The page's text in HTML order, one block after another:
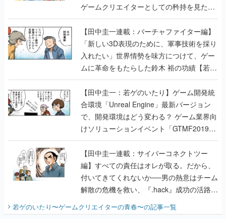
ゲームクリエイターとしての矜持を見た
【若ゲのいたり最終回】
【田中圭一連載：バーチャファイター編】
「新しい3D表現のために、軍事技術を採り
入れたい」世界情勢を味方につけて、ゲー
ムに革命をもたらした鈴木 裕の功績【若ゲ
のいたり】
【田中圭一：若ゲのいたり】ゲーム開発統
合環境「Unreal Engine」最新バージョン
で、開発環境はどう変わる？ ゲーム業界向
けソリューションイベント「GTMF2019」
に行って、より理解を深めよう【PR】
【田中圭一連載：サイバーコネクトツー
編】すべての責任はオレが取る。だから、
付いてきてくれないか──男の熱意はチーム
解散の危機を救い、『.hack』成功の活路を
『少年ジャンプ』色だった【若ゲのいた
若ゲのいたり〜ゲームクリエイターの青春〜の記事一覧